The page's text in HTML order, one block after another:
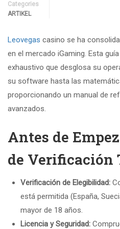
Categories
ARTIKEL
Leovegas casino se ha
en el mercado iGaming. Esta
exhaustivo que desglosa su
su software hasta las
proporcionando un manual de
avanzados.
Antes de
de Verificación
Verificación de Elegibilidad:
está permitida (España,
mayor de 18 años.
Licencia y Seguridad: